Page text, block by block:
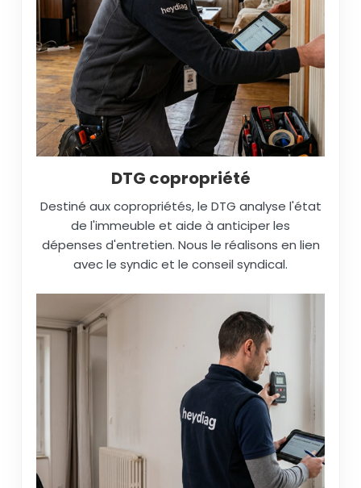
DTG copropriété
Destiné aux copropriétés, le DTG analyse l'état
de l'immeuble et aide à anticiper les
dépenses d'entretien. Nous le réalisons en lien
avec le syndic et le conseil syndical.